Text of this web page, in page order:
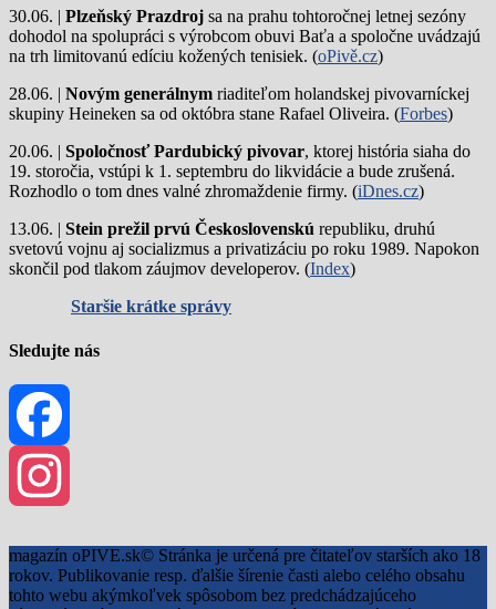
30.06. | Plzeňský Prazdroj sa na prahu tohtoročnej letnej sezóny
dohodol na spolupráci s výrobcom obuvi Baťa a spoločne uvádzajú
na trh limitovanú edíciu kožených tenisiek. (oPivě.cz)
28.06. | Novým generálnym riaditeľom holandskej pivovarníckej
skupiny Heineken sa od októbra stane Rafael Oliveira. (Forbes)
20.06. | Spoločnosť Pardubický pivovar, ktorej história siaha do
19. storočia, vstúpi k 1. septembru do likvidácie a bude zrušená.
Rozhodlo o tom dnes valné zhromaždenie firmy. (iDnes.cz)
13.06. | Stein prežil prvú Československú republiku, druhú
svetovú vojnu aj socializmus a privatizáciu po roku 1989. Napokon
skončil pod tlakom záujmov developerov. (Index)
Staršie krátke správy
Sledujte nás
Facebook
magazín oPIVE.sk© Stránka je určená pre čitateľov starších ako 18
rokov. Publikovanie resp. ďalšie šírenie časti alebo celého obsahu
tohto webu akýmkoľvek spôsobom bez predchádzajúceho